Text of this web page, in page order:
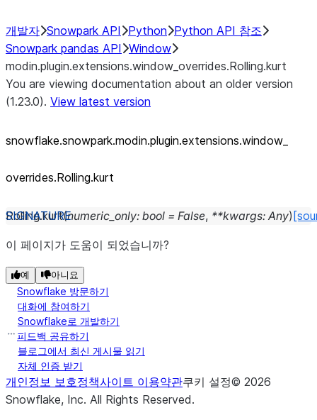
개발자 Snowpark API Python Python API 참조
Snowpark pandas API Window
modin.plugin.extensions.window_overrides.Rolling.kurt
You are viewing documentation about an older version
(1.23.0). View latest version
snowflake.snowpark.modin.plugin.extensions.window_
overrides.Rolling.kurt
Rolling.kurt(numeric_only: bool = False, **kwargs: Any)
이 페이지가 도움이 되었습니까?
예 아니요
Snowflake 방문하기
대화에 참여하기
Snowflake로 개발하기
피드백 공유하기
블로그에서 최신 게시물 읽기
자체 인증 받기
개인정보 보호정책사이트 이용약관쿠키 설정© 2026
Snowflake, Inc. All Rights Reserved.